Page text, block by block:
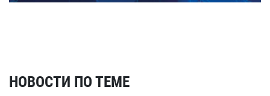
НОВОСТИ ПО ТЕМЕ